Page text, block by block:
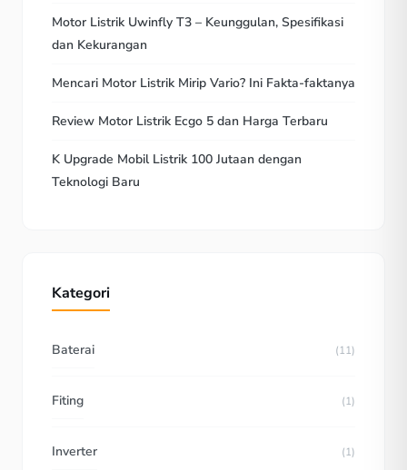
Motor Listrik Uwinfly T3 – Keunggulan, Spesifikasi
dan Kekurangan
Mencari Motor Listrik Mirip Vario? Ini Fakta-faktanya
Review Motor Listrik Ecgo 5 dan Harga Terbaru
K Upgrade Mobil Listrik 100 Jutaan dengan
Teknologi Baru
Kategori
Baterai (11)
Fiting (1)
Inverter (1)